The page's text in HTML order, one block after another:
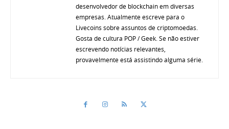
desenvolvedor de blockchain em diversas
empresas. Atualmente escreve para o
Livecoins sobre assuntos de criptomoedas.
Gosta de cultura POP / Geek. Se não estiver
escrevendo notícias relevantes,
provavelmente está assistindo alguma série.